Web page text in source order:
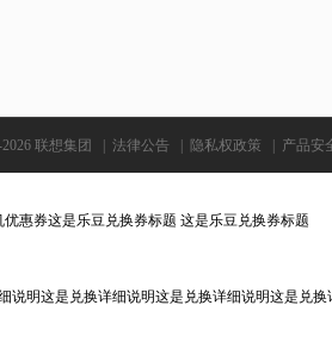
联想集团 法律公告 隐私权政策 产品安
优惠券这是乐豆兑换券标题 这是乐豆兑换券标题
说明这是兑换详细说明这是兑换详细说明这是兑换